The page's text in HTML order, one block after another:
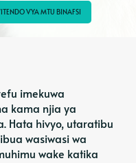
VYA MTU BINAFSI
imekuwa
kama njia ya
Hata hivyo, utaratibu
wasiwasi wa
wake katika